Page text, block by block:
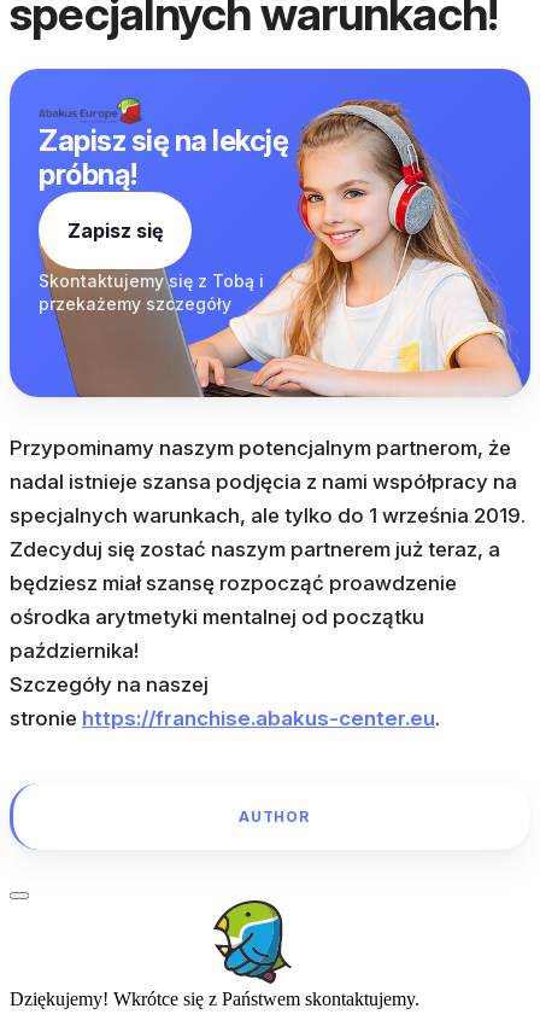
specjalnych warunkach!
Zapisz się na lekcję
próbną!
Zapisz się
Skontaktujemy się z Tobą i
przekażemy szczegóły
Przypominamy naszym potencjalnym partnerom, że
nadal istnieje szansa podjęcia z nami współpracy na
specjalnych warunkach, ale tylko do 1 września 2019.
Zdecyduj się zostać naszym partnerem już teraz, a
będziesz miał szansę rozpocząć proawdzenie
ośrodka arytmetyki mentalnej od początku
października!
Szczegóły na naszej
stronie https://franchise.abakus-center.eu.
AUTHOR
Dziękujemy! Wkrótce się z Państwem skontaktujemy.